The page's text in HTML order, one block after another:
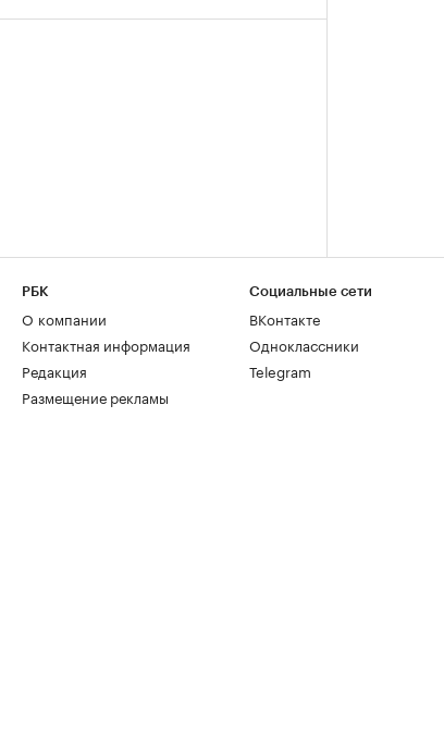
РБК
О компании
Контактная информация
Редакция
Размещение рекламы
Социальные сети
ВКонтакте
Одноклассники
Telegram